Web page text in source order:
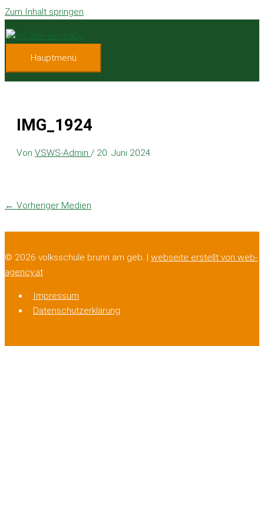
Zum Inhalt springen
Hauptmenü
IMG_1924
Von VSWS-Admin / 20. Juni 2024
← Vorheriger Medien
© 2026 volksschule brunn am geb. | webseite erstellt von web-
agency.at
Impressum
Datenschutzerklärung